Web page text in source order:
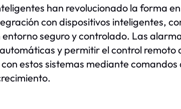
han revolucionado la forma
con dispositivos inteligentes,
entorno seguro y controlado. Las
y permitir el control
estos sistemas mediante